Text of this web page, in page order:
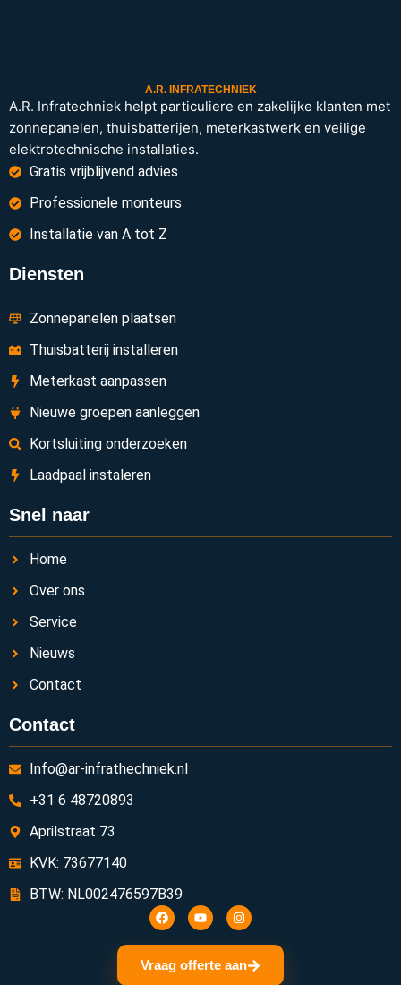
A.R. INFRATECHNIEK
A.R. Infratechniek helpt particuliere en zakelijke klanten met
zonnepanelen, thuisbatterijen, meterkastwerk en veilige
elektrotechnische installaties.
Gratis vrijblijvend advies
Professionele monteurs
Installatie van A tot Z
Diensten
Zonnepanelen plaatsen
Thuisbatterij installeren
Meterkast aanpassen
Nieuwe groepen aanleggen
Kortsluiting onderzoeken
Laadpaal instaleren
Snel naar
Home
Over ons
Service
Nieuws
Contact
Contact
Info@ar-infrathechniek.nl
+31 6 48720893
Aprilstraat 73
KVK: 73677140
BTW: NL002476597B39
Vraag offerte aan